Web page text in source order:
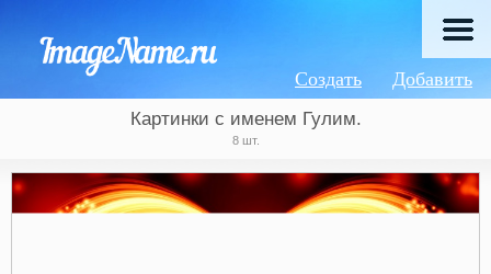
Добавить
Создать
Картинки с именем Гулим.
8 шт.